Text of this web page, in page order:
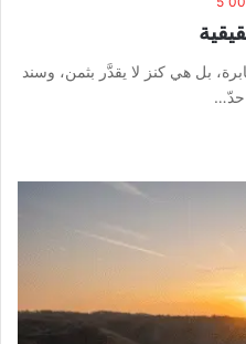
بل هي كنز لا يقدَّر بثمن، وسند
حدّ…